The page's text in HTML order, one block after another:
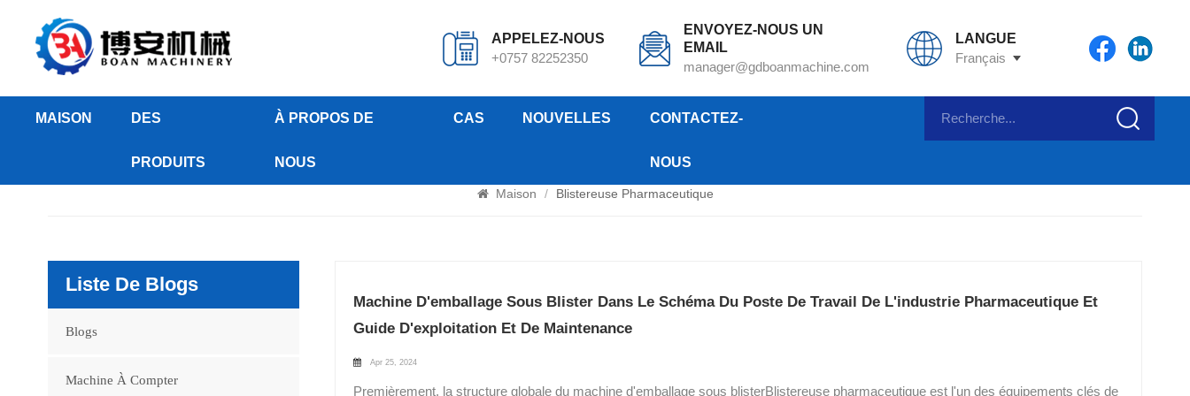
APPELEZ-NOUS
+0757 82252350
ENVOYEZ-NOUS UN
EMAIL
manager@gdboanmachine.com
LANGUE
Français
MAISON DES
PRODUITS
À PROPOS DE
NOUS
CAS NOUVELLES CONTACTEZ-
NOUS
Blistereuse pharmaceutique
Maison / Blistereuse Pharmaceutique
Machine D'emballage Sous Blister Dans Le Schéma Du Poste De Travail De L'industrie Pharmaceutique Et
Guide D'exploitation Et De Maintenance
Apr 25, 2024
Premièrement, la structure globale du machine d'emballage sous blisterBlistereuse pharmaceutique est l'un des équipements clés de
Liste De Blogs
Blogs
Machine À Compter